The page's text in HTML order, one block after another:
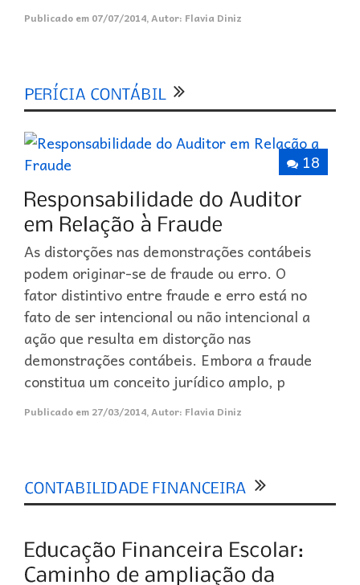
Publicado em 07/07/2014,Autor: Flavia Diniz
18
As distorções nas demonstrações contábeis
podem originar-se de fraude ou erro. O
fator distintivo entre fraude e erro está no
fato de ser intencional ou não intencional a
ação que resulta em distorção nas
demonstrações contábeis. Embora a fraude
constitua um conceito jurídico amplo, p
Publicado em 27/03/2014,Autor: Flavia Diniz
0